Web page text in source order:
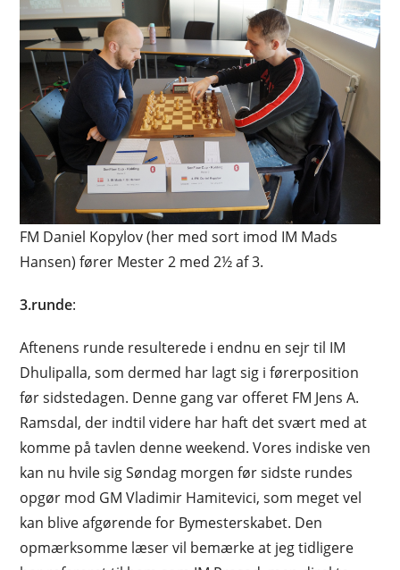
FM Daniel Kopylov (her med sort imod IM Mads
Hansen) fører Mester 2 med 2½ af 3.
3.runde:
Aftenens runde resulterede i endnu en sejr til IM
Dhulipalla, som dermed har lagt sig i førerposition
før sidstedagen. Denne gang var offeret FM Jens A.
Ramsdal, der indtil videre har haft det svært med at
komme på tavlen denne weekend. Vores indiske ven
kan nu hvile sig Søndag morgen før sidste rundes
opgør mod GM Vladimir Hamitevici, som meget vel
kan blive afgørende for Bymesterskabet. Den
opmærksomme læser vil bemærke at jeg tidligere